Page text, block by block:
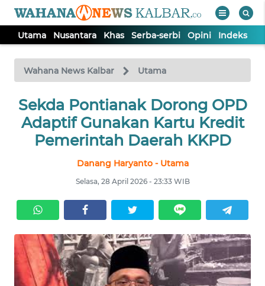
Utama Nusantara Khas Serba-serbi Opini Indeks
Wahana News Kalbar Utama
Sekda Pontianak Dorong OPD
Adaptif Gunakan Kartu Kredit
Pemerintah Daerah KKPD
Danang Haryanto - Utama
Selasa, 28 April 2026 - 23:33 WIB
TV
Tutup
UTAMA
NUSANTARA
SERBA-
SERBI
OPINI
Informasi